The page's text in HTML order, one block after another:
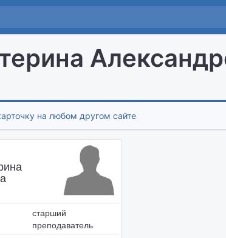
на любом другом сайте
старший
преподаватель